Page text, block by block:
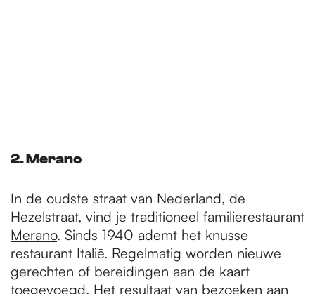
2. Merano
In de oudste straat van Nederland, de
Hezelstraat, vind je traditioneel familierestaurant
Merano. Sinds 1940 ademt het knusse
restaurant Italië. Regelmatig worden nieuwe
gerechten of bereidingen aan de kaart
toegevoegd. Het resultaat van bezoeken aan